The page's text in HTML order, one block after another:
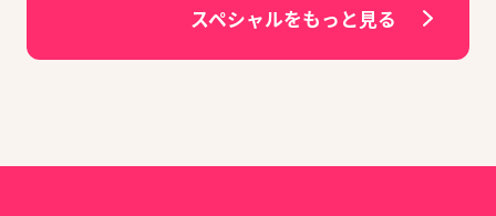
スペシャルをもっと見る